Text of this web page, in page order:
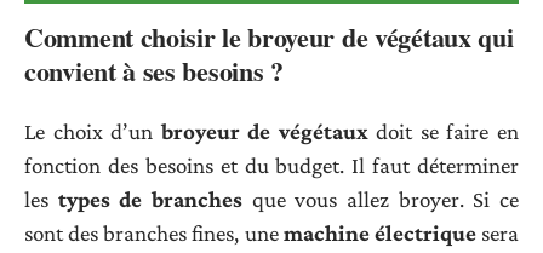
Comment choisir le broyeur de végétaux qui
convient à ses besoins ?
Le choix d’un broyeur de végétauxdoit se faire en
fonction des besoins et du budget. Il faut déterminer
les types de branches que vous allez broyer. Si ce
sont des branches fines, unemachine électriquesera